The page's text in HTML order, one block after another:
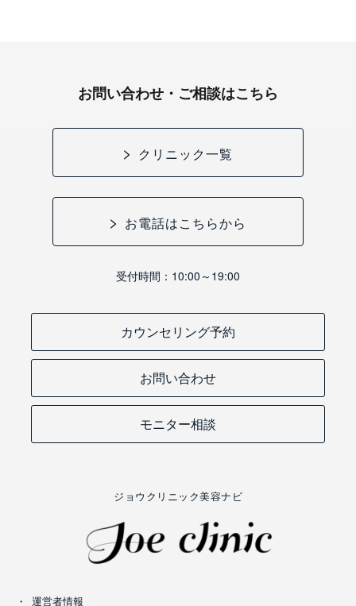
お問い合わせ・ご相談はこちら
クリニック一覧
お電話はこちらから
受付時間：10:00～19:00
カウンセリング予約
お問い合わせ
モニター相談
ジョウクリニック美容ナビ
運営者情報